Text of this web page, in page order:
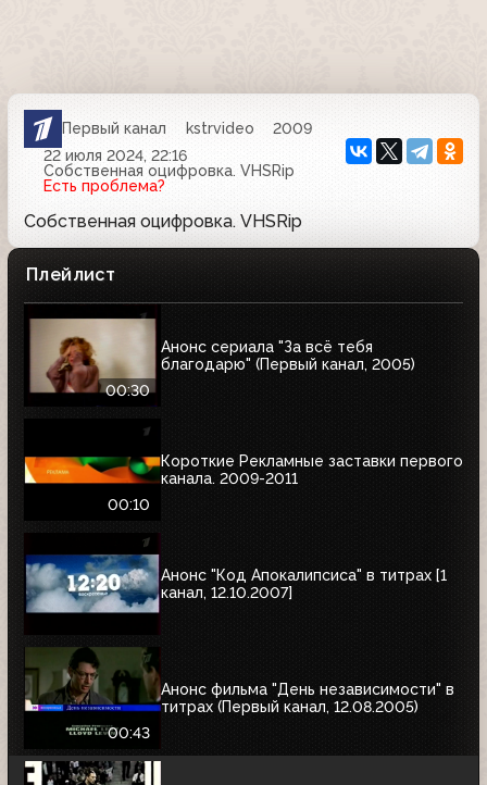
Первый канал kstrvideo
2009
22 июля 2024, 22:16
Собственная оцифровка. VHSRip
Есть проблема?
Собственная оцифровка. VHSRip
Плейлист
00:30
Анонс сериала "За всё тебя
благодарю" (Первый канал, 2005)
00:10
Короткие Рекламные заставки первого
канала. 2009-2011
Анонс "Код Апокалипсиса" в титрах [1
канал, 12.10.2007]
00:43
Анонс фильма "День независимости" в
титрах (Первый канал, 12.08.2005)